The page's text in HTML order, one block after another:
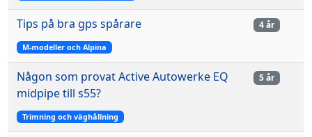
Tips på bra gps spårare
M-modeller och Alpina
4 år
Någon som provat Active Autowerke EQ
midpipe till s55?
Trimning och väghållning
5 år